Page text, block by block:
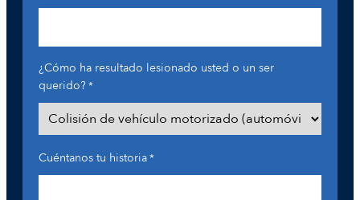
¿Cómo ha resultado lesionado usted o un ser
querido?*
Cuéntanos tu historia*